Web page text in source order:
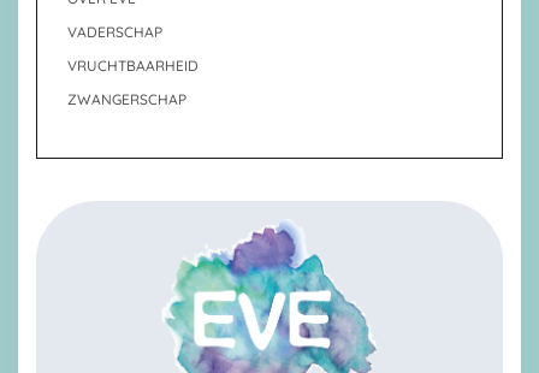
VADERSCHAP
VRUCHTBAARHEID
ZWANGERSCHAP